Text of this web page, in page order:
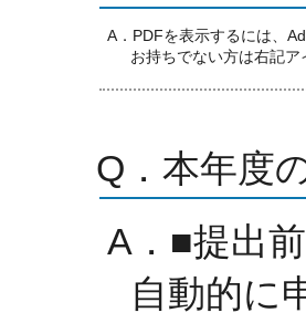
A．PDFを表示するには、
お持ちでない方は右記
Q．本年度
A．■提出
自動的に